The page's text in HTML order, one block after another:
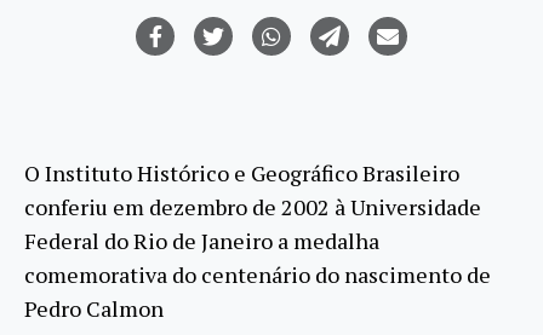
O Instituto Histórico e Geográfico Brasileiro
conferiu em dezembro de 2002 à Universidade
Federal do Rio de Janeiro a medalha
comemorativa do centenário do nascimento de
Pedro Calmon